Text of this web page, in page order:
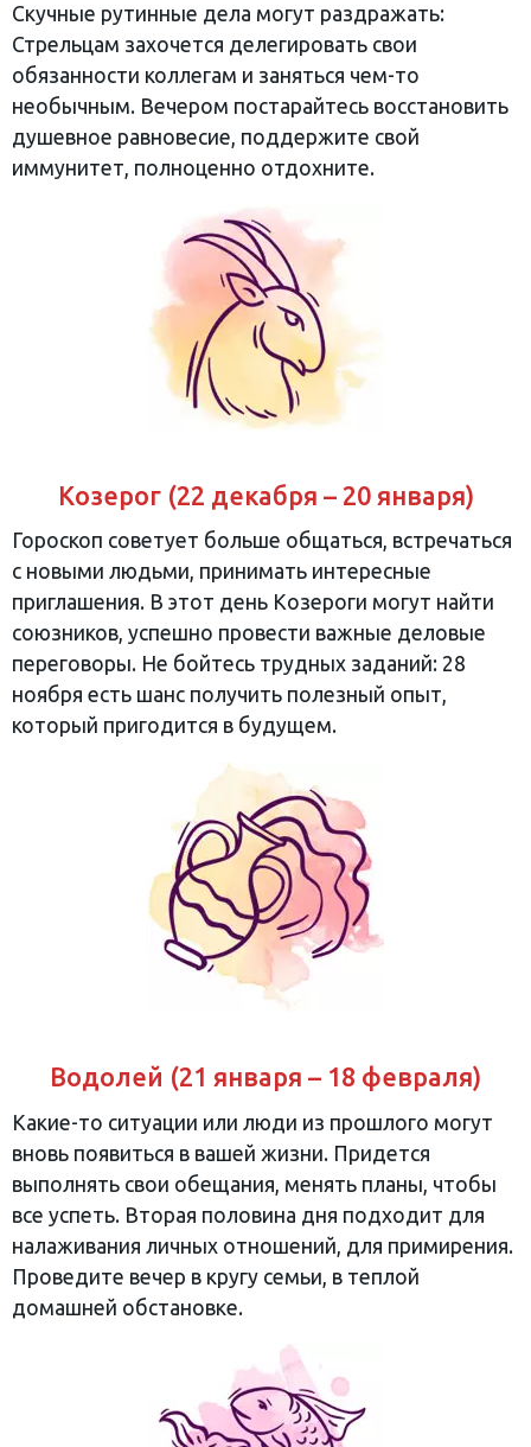
Скучные рутинные дела могут раздражать:
Стрельцам захочется делегировать свои
обязанности коллегам и заняться чем-то
необычным. Вечером постарайтесь восстановить
душевное равновесие, поддержите свой
иммунитет, полноценно отдохните.
Козерог (22 декабря – 20 января)
Гороскоп советует больше общаться, встречаться
с новыми людьми, принимать интересные
приглашения. В этот день Козероги могут найти
союзников, успешно провести важные деловые
переговоры. Не бойтесь трудных заданий: 28
ноября есть шанс получить полезный опыт,
который пригодится в будущем.
Водолей (21 января – 18 февраля)
Какие-то ситуации или люди из прошлого могут
вновь появиться в вашей жизни. Придется
выполнять свои обещания, менять планы, чтобы
все успеть. Вторая половина дня подходит для
налаживания личных отношений, для примирения.
Проведите вечер в кругу семьи, в теплой
домашней обстановке.